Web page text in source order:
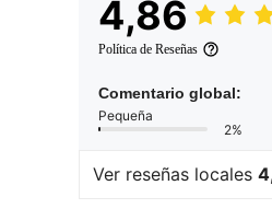
4,86
Política de Reseñas
Comentario global:
Pequeña
2%
Ver reseñas locales